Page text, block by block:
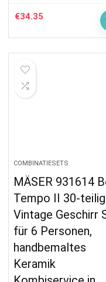
€34.35
COMBINATIESETS
MÄSER 931614
Tempo II 30-
Vintage Geschirr
für 6 Personen,
handbemaltes
Keramik